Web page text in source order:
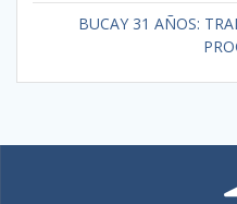
BUCAY 31 AÑOS: